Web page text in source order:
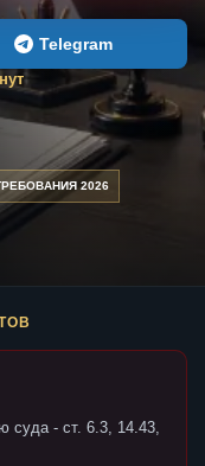
Telegram
2026
суда - ст. 6.3, 14.43,